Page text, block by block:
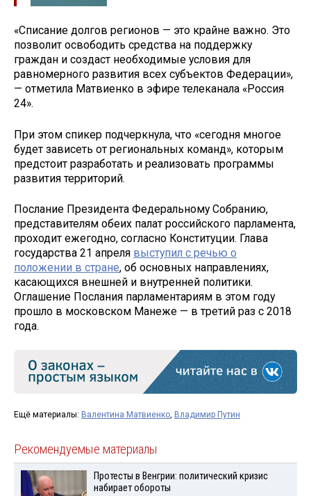
«Списание долгов регионов — это крайне важно. Это
позволит освободить средства на поддержку
граждан и создаст необходимые условия для
равномерного развития всех субъектов Федерации»,
— отметила Матвиенко в эфире телеканала «Россия
24».
При этом спикер подчеркнула, что «сегодня многое
будет зависеть от региональных команд», которым
предстоит разработать и реализовать программы
развития территорий.
Послание Президента Федеральному Собранию,
представителям обеих палат российского парламента,
проходит ежегодно, согласно Конституции. Глава
государства 21 апреля выступил с речью о
положении в стране, об основных направлениях,
касающихся внешней и внутренней политики.
Оглашение Послания парламентариям в этом году
прошло в московском Манеже — в третий раз с 2018
года.
Ещё материалы: Валентина Матвиенко Владимир Путин
Рекомендуемые материалы
Протесты в Венгрии: политический кризис
набирает обороты